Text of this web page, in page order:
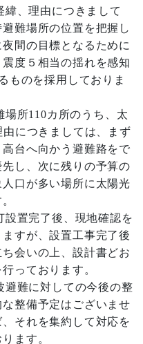
、理由につきまして
難場所の位置を把握し
間の目標となるために
度５相当の揺れを感知
ものを採用しておりま
所110カ所のうち、太
につきましては、まず
台へ向かう避難路をで
し、次に残りの予算の
口が多い場所に太陽光
置完了後、現地確認を
すが、設置工事完了後
会いの上、設計書どお
っております。
難に対しての今後の整
整備予定はございませ
それを集約して対応を
ます。